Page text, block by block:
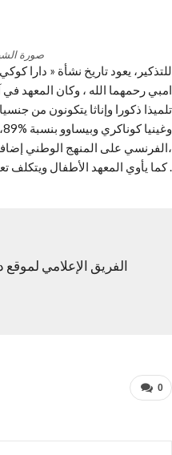
صورة
الفرنسي على المنهج الوطني إضافة إلى تعليمهم اللغة العربية والشريعة الإسلامية،
كما يأوي المعهد الأطفال ويتكلف تعليمهم ومعيشتهم وعلاجهم بدون مقابل .
الفريق الإعلامي
0